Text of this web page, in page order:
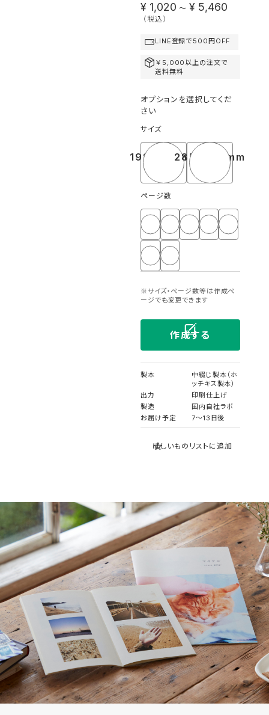
¥ 1,020 〜 ¥ 5,460
（税込）
LINE登録で500円OFF
￥5,000以上の注文で
送料無料
オプションを選択してくだ
さい
サイズ
198×138mm285×200mm
ページ数
※サイズ・ページ数等は作成ペ
ージでも変更できます
作成する
製本
中綴じ製本（ホ
ッチキス製本）
出力
印刷仕上げ
製造
国内自社ラボ
お届け予定
7〜13日後
ほしいものリストに追加